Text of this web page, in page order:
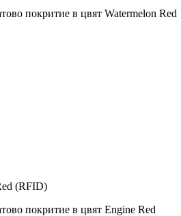
покритие в цвят Watermelon Red
(RFID)
покритие в цвят Engine Red